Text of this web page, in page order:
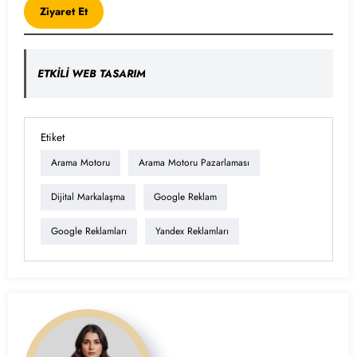
Ziyaret Et
ETKİLİ WEB TASARIM
Etiket
Arama Motoru Arama Motoru Pazarlaması
Dijital Markalaşma Google Reklam
Google Reklamları Yandex Reklamları